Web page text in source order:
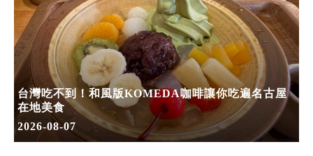
台灣吃不到！和風版KOMEDA咖啡讓你吃遍名古屋
在地美食
2026-08-07